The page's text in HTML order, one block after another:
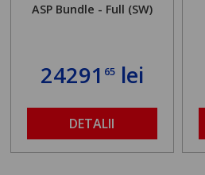
ASP Bundle - Full (SW)
24291 65lei
DETALII